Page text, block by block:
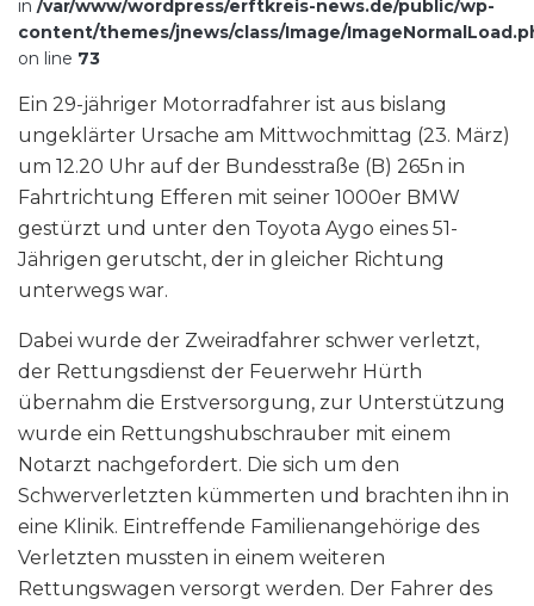
in /var/www/wordpress/erftkreis-news.de/public/wp-
content/themes/jnews/class/Image/
on line 73
Ein 29-jähriger Motorradfahrer ist aus bislang
ungeklärter Ursache am Mittwochmittag (23. März)
um 12.20 Uhr auf der Bundesstraße (B) 265n in
Fahrtrichtung Efferen mit seiner 1000er BMW
gestürzt und unter den Toyota Aygo eines 51-
Jährigen gerutscht, der in gleicher Richtung
unterwegs war.
Dabei wurde der Zweiradfahrer schwer verletzt,
der Rettungsdienst der Feuerwehr Hürth
übernahm die Erstversorgung, zur Unterstützung
wurde ein Rettungshubschrauber mit einem
Notarzt nachgefordert. Die sich um den
Schwerverletzten kümmerten und brachten ihn in
eine Klinik. Eintreffende Familienangehörige des
Verletzten mussten in einem weiteren
Rettungswagen versorgt werden. Der Fahrer des